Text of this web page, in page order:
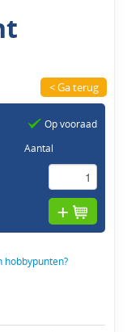
< Ga terug
Op vooraad
Aantal
hobbypunten?